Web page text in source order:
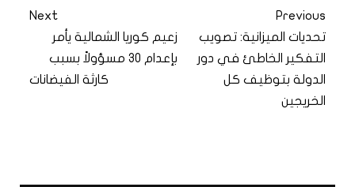
Previous
تحديات الميزانية: تصويب
التفكير الخاطئ في دور
الدولة بتوظيف كل
الخريجين
Next
زعيم كوريا الشمالية يأمر
بإعدام 30 مسؤولاً بسبب
كارثة الفيضانات